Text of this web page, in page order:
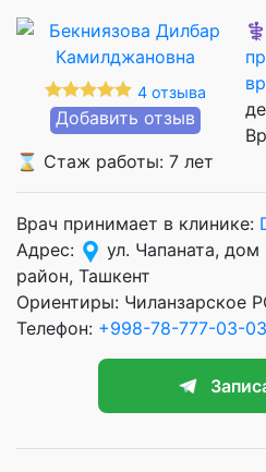
4 отзыва
Добавить отзыв
⚕️
⌛ Стаж работы: 7 лет
Врач принимает в клинике:
Адрес:
ул. Чапаната, дом
район, Ташкент
Ориентиры: Чиланзарское
Телефон: +998-78-777-03-03